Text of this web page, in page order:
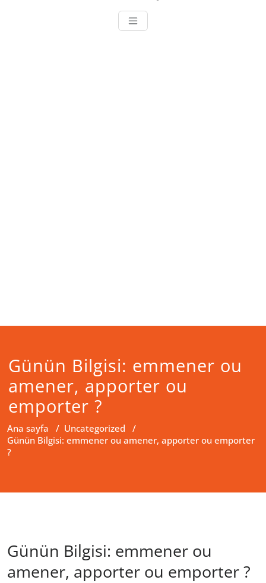
Günün Bilgisi: emmener ou
amener, apporter ou
emporter ?
Ana sayfa / Uncategorized /
Günün Bilgisi: emmener ou amener, apporter ou emporter
?
Günün Bilgisi: emmener ou
amener, apporter ou emporter ?